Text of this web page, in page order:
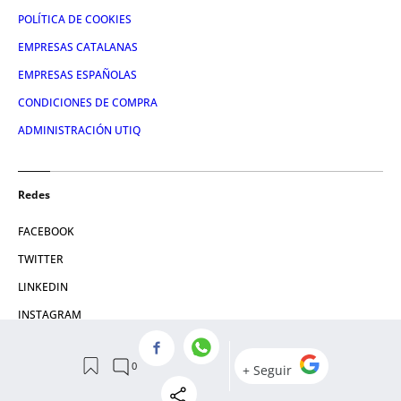
POLÍTICA DE COOKIES
EMPRESAS CATALANAS
EMPRESAS ESPAÑOLAS
CONDICIONES DE COMPRA
ADMINISTRACIÓN UTIQ
Redes
FACEBOOK
TWITTER
LINKEDIN
INSTAGRAM